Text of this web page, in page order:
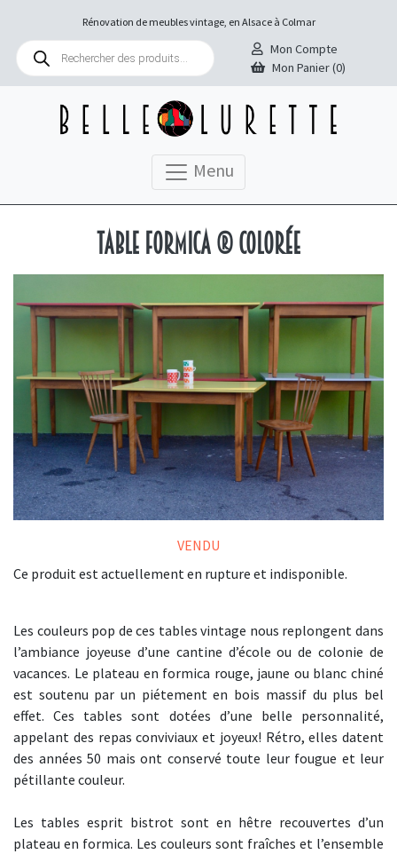
Rénovation de meubles vintage, en Alsace à Colmar
Recherche
produits
Mon Compte
Mon Panier (0)
Menu
Table Formica ® colorée
VENDU
Ce produit est actuellement en rupture et indisponible.
Les couleurs pop de ces tables vintage nous replongent dans
l’ambiance joyeuse d’une cantine d’école ou de colonie de
vacances. Le plateau en formica rouge, jaune ou blanc chiné
est soutenu par un piétement en bois massif du plus bel
effet. Ces tables sont dotées d’une belle personnalité,
appelant des repas conviviaux et joyeux! Rétro, elles datent
des années 50 mais ont conservé toute leur fougue et leur
pétillante couleur.
Les tables esprit bistrot sont en hêtre recouvertes d’un
plateau en formica. Les couleurs sont fraîches et l’ensemble